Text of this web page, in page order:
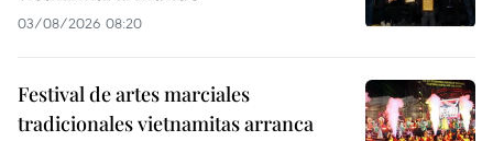
03/08/2026 08:20
Festival de artes marciales
tradicionales vietnamitas arranca